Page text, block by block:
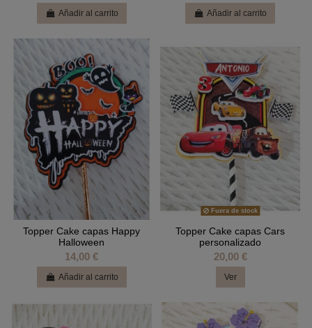
Añadir al carrito Añadir al carrito
Topper Cake capas Happy
Halloween
14,00 €
Añadir al carrito
Fuera de stock
Topper Cake capas Cars
personalizado
20,00 €
Ver